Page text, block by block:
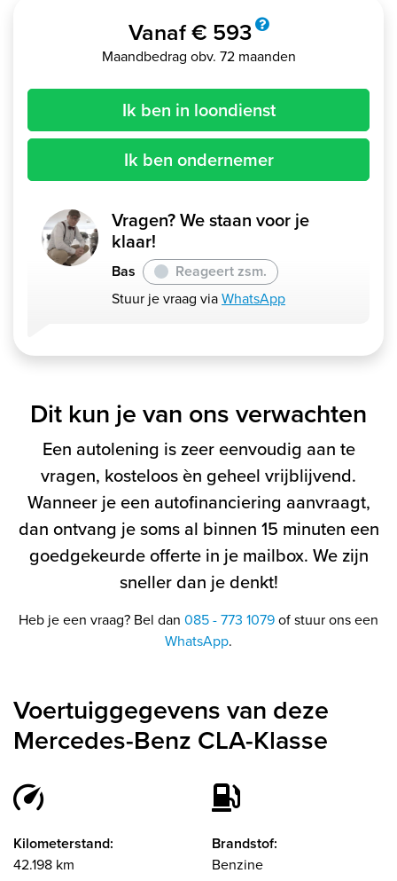
Vanaf € 593
Maandbedrag obv. 72 maanden
Ik ben in loondienst
Ik ben ondernemer
Vragen? We staan voor je
klaar!
Bas
Reageert zsm.
Stuur je vraag viaWhatsApp
Dit kun je van ons verwachten
Een autolening is zeer eenvoudig aan te
vragen, kosteloos èn geheel vrijblijvend.
Wanneer je een autofinanciering aanvraagt,
dan ontvang je soms al binnen 15 minuten een
goedgekeurde offerte in je mailbox. We zijn
sneller dan je denkt!
Heb je een vraag? Bel dan 085 - 773 1079of stuur ons een
WhatsApp.
Voertuiggegevens van deze
Mercedes-Benz CLA-Klasse
Kilometerstand:
42.198 km
Brandstof:
Benzine